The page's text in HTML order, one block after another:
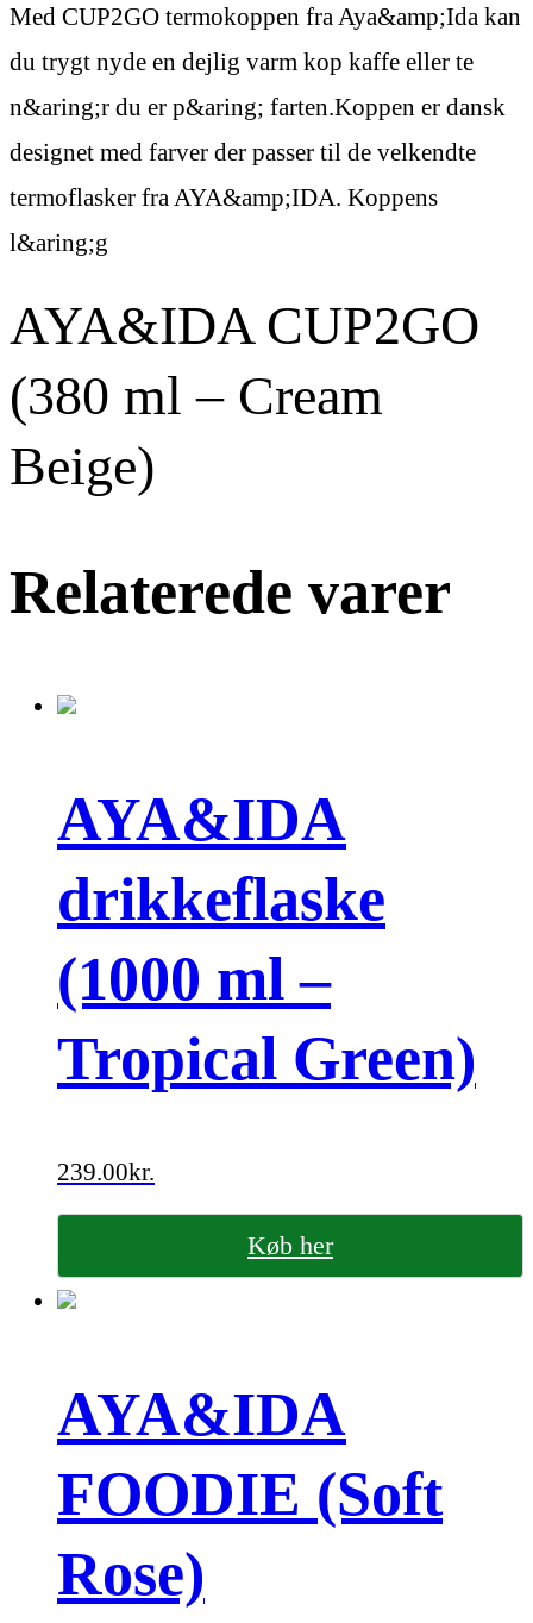
Med CUP2GO termokoppen fra Aya&amp;Ida kan
du trygt nyde en dejlig varm kop kaffe eller te
n&aring;r du er p&aring; farten.Koppen er dansk
designet med farver der passer til de velkendte
termoflasker fra AYA&amp;IDA. Koppens
l&aring;g
AYA&IDA CUP2GO
(380 ml – Cream
Beige)
Relaterede varer
AYA&IDA
drikkeflaske
(1000 ml –
Tropical Green)
239.00kr.
Køb her
AYA&IDA
FOODIE (Soft
Rose)